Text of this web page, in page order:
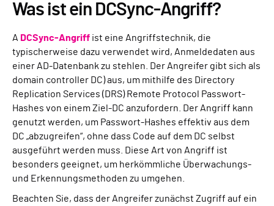
Was ist ein DCSync-Angriff?
A DCSync-Angriff ist eine Angriffstechnik, die
typischerweise dazu verwendet wird, Anmeldedaten aus
einer AD-Datenbank zu stehlen. Der Angreifer gibt sich als
domain controller DC) aus, um mithilfe des Directory
Replication Services (DRS) Remote Protocol Passwort-
Hashes von einem Ziel-DC anzufordern. Der Angriff kann
genutzt werden, um Passwort-Hashes effektiv aus dem
DC „abzugreifen“, ohne dass Code auf dem DC selbst
ausgeführt werden muss. Diese Art von Angriff ist
besonders geeignet, um herkömmliche Überwachungs-
und Erkennungsmethoden zu umgehen.
Beachten Sie, dass der Angreifer zunächst Zugriff auf ein